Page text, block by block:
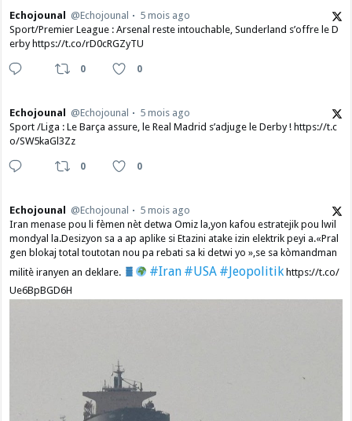
Echojounal @Echojounal
5 mois ago
Sport/Premier League : Arsenal reste intouchable, Sunderland s’offre le D
erby https://t.co/rD0cRGZyTU
0 0
Echojounal @Echojounal
5 mois ago
Sport /Liga : Le Barça assure, le Real Madrid s’adjuge le Derby ! https://t.c
o/SW5kaGl3Zz
0 0
Echojounal @Echojounal
5 mois ago
Iran menase pou li fèmen nèt detwa Omiz la,yon kafou estratejik pou lwil
mondyal la.Desizyon sa a ap aplike si Etazini atake izin elektrik peyi a.​«Pral
gen blokaj total toutotan nou pa rebati sa ki detwi yo »,se sa kòmandman
militè iranyen an deklare.
#Iran #USA #Jeopolitikhttps://t.co/
Ue6BpBGD6H